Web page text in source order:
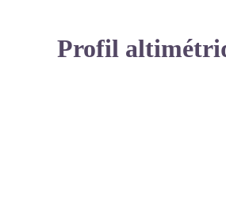
Profil